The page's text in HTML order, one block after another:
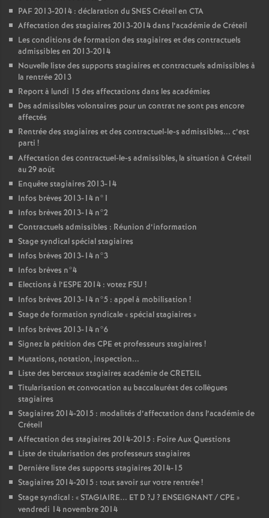
PAF2013-2014 : déclaration duSNESCréteil en CTA
Affectation des stagiaires 2013-2014 dans l’académie de Créteil
Les conditions de formation des stagiaires et des contractuels
admissibles en 2013-2014
Nouvelle liste des supports stagiaires et contractuels admissibles à
la rentrée 2013
Report à lundi 15 des affectations dans les académies
Des admissibles volontaires pour un contrat ne sont pas encore
affectés
Rentrée des stagiaires et des contractuel-le-s admissibles... c’est
parti !
Affectation des contractuel-le-s admissibles, la situation à Créteil
au 29 août
Enquête stagiaires 2013-14
Infos brèves 2013-14 n°1
Infos brèves 2013-14 n°2
Contractuels admissibles : Réunion d’information
Stage syndical spécial stagiaires
Infos brèves 2013-14 n°3
Infos brèves n°4
Elections à l’ESPE 2014 : votez FSU !
Infos brèves 2013-14 n°5 : appel à mobilisation !
Stage de formation syndicale «spécial stagiaires »
Infos brèves 2013-14 n°6
Signez la pétition des CPE et professeurs stagiaires !
Mutations, notation, inspection...
Liste des berceaux stagiaires académie deCRETEIL
Titularisation et convocation au baccalauréat des collègues
stagiaires
Stagiaires 2014-2015 : modalités d’affectation dans l’académie de
Créteil
Affectation des stagiaires 2014-2015 : Foire Aux Questions
Liste de titularisation des professeurs stagiaires
Dernière liste des supports stagiaires 2014-15
Stagiaires 2014-2015 : tout savoir sur votre rentrée!
Stage syndical : «STAGIAIRE... ET D ?J ? ENSEIGNANT/CPE »
vendredi 14 novembre 2014